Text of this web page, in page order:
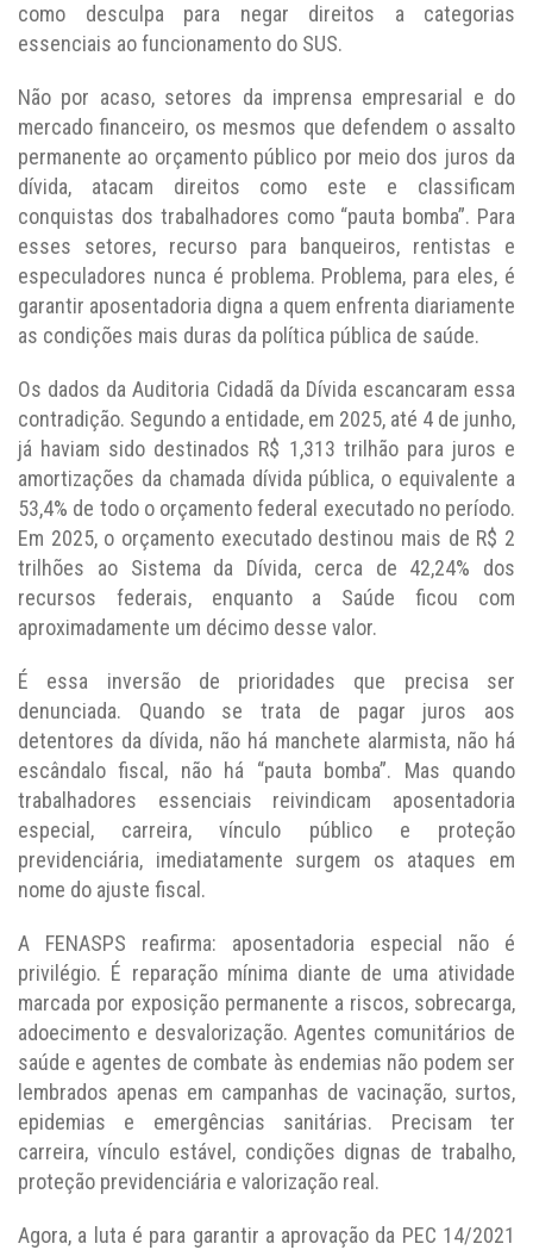
como desculpa para negar direitos a categorias
essenciais ao funcionamento do SUS.
Não por acaso, setores da imprensa empresarial e do
mercado financeiro, os mesmos que defendem o assalto
permanente ao orçamento público por meio dos juros da
dívida, atacam direitos como este e classificam
conquistas dos trabalhadores como “pauta bomba”. Para
esses setores, recurso para banqueiros, rentistas e
especuladores nunca é problema. Problema, para eles, é
garantir aposentadoria digna a quem enfrenta diariamente
as condições mais duras da política pública de saúde.
Os dados da Auditoria Cidadã da Dívida escancaram essa
contradição. Segundo a entidade, em 2025, até 4 de junho,
já haviam sido destinados R$ 1,313 trilhão para juros e
amortizações da chamada dívida pública, o equivalente a
53,4% de todo o orçamento federal executado no período.
Em 2025, o orçamento executado destinou mais de R$ 2
trilhões ao Sistema da Dívida, cerca de 42,24% dos
recursos federais, enquanto a Saúde ficou com
aproximadamente um décimo desse valor.
É essa inversão de prioridades que precisa ser
denunciada. Quando se trata de pagar juros aos
detentores da dívida, não há manchete alarmista, não há
escândalo fiscal, não há “pauta bomba”. Mas quando
trabalhadores essenciais reivindicam aposentadoria
especial, carreira, vínculo público e proteção
previdenciária, imediatamente surgem os ataques em
nome do ajuste fiscal.
A FENASPS reafirma: aposentadoria especial não é
privilégio. É reparação mínima diante de uma atividade
marcada por exposição permanente a riscos, sobrecarga,
adoecimento e desvalorização. Agentes comunitários de
saúde e agentes de combate às endemias não podem ser
lembrados apenas em campanhas de vacinação, surtos,
epidemias e emergências sanitárias. Precisam ter
carreira, vínculo estável, condições dignas de trabalho,
proteção previdenciária e valorização real.
Agora, a luta é para garantir a aprovação da PEC 14/2021